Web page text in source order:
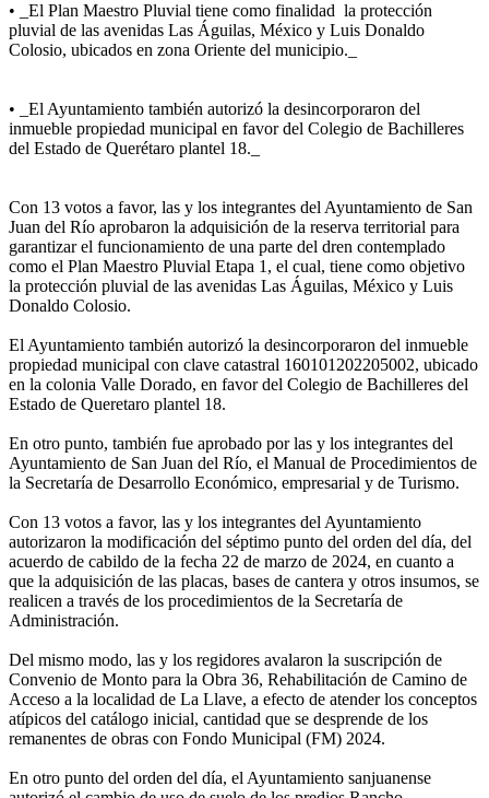
• _El Plan Maestro Pluvial tiene como finalidad la protección
pluvial de las avenidas Las Águilas, México y Luis Donaldo
Colosio, ubicados en zona Oriente del municipio._
• _El Ayuntamiento también autorizó la desincorporaron del
inmueble propiedad municipal en favor del Colegio de Bachilleres
del Estado de Querétaro plantel 18._
Con 13 votos a favor, las y los integrantes del Ayuntamiento de San
Juan del Río aprobaron la adquisición de la reserva territorial para
garantizar el funcionamiento de una parte del dren contemplado
como el Plan Maestro Pluvial Etapa 1, el cual, tiene como objetivo
la protección pluvial de las avenidas Las Águilas, México y Luis
Donaldo Colosio.
El Ayuntamiento también autorizó la desincorporaron del inmueble
propiedad municipal con clave catastral 160101202205002, ubicado
en la colonia Valle Dorado, en favor del Colegio de Bachilleres del
Estado de Queretaro plantel 18.
En otro punto, también fue aprobado por las y los integrantes del
Ayuntamiento de San Juan del Río, el Manual de Procedimientos de
la Secretaría de Desarrollo Económico, empresarial y de Turismo.
Con 13 votos a favor, las y los integrantes del Ayuntamiento
autorizaron la modificación del séptimo punto del orden del día, del
acuerdo de cabildo de la fecha 22 de marzo de 2024, en cuanto a
que la adquisición de las placas, bases de cantera y otros insumos, se
realicen a través de los procedimientos de la Secretaría de
Administración.
Del mismo modo, las y los regidores avalaron la suscripción de
Convenio de Monto para la Obra 36, Rehabilitación de Camino de
Acceso a la localidad de La Llave, a efecto de atender los conceptos
atípicos del catálogo inicial, cantidad que se desprende de los
remanentes de obras con Fondo Municipal (FM) 2024.
En otro punto del orden del día, el Ayuntamiento sanjuanense